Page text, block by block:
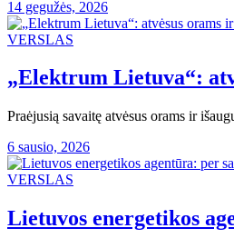
14 gegužės, 2026
VERSLAS
„Elektrum Lietuva“:
Praėjusią savaitę atvėsus orams ir
6 sausio, 2026
VERSLAS
Lietuvos energetikos